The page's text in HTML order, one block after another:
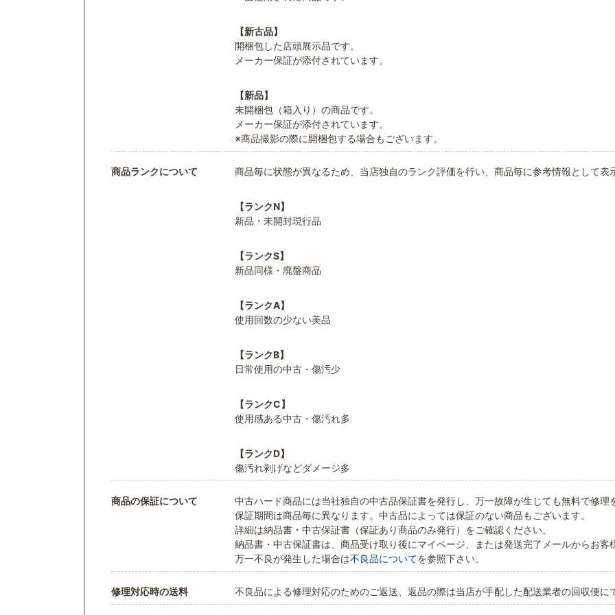
【新古品】
開梱包した店頭展示品です。
メーカー保証が添付されています。
【新品】
未開梱包（箱入り）の商品です。
メーカー保証が添付されています。
※商品撮影の際に開梱包する場合もございます。
商品ランクについて 商品毎に状態が異なるため、当店独自のランク評価を行い、商品毎に参考情報として表
【ランクN】
新品・未開封現行品
【ランクS】
新品同様・廃盤商品
【ランクA】
使用回数の少ない美品
【ランクB】
日常使用の中古・傷汚少
【ランクC】
使用感ある中古・傷汚れ多
【ランクD】
傷汚れ剥げなどダメージ多
商品の保証について
中古ハード商品には当社独自の中古品保証書を発行し、万一故障が生じても無料で修理
保証期間は商品毎に異なります。中古品によっては保証のない商品もございます。
詳細は納品書・中古保証書（保証あり商品のみ発行）をご確認ください。
納品書・中古保証書は、商品受け取り後にマイページ、または発送完了メールからお客
万一不良が発生した場合は不良品についてを参照下さい。
修理対応時の送料 不良品による修理対応のためのご返送、返品の際は当店が手配した配送業者の回収便に